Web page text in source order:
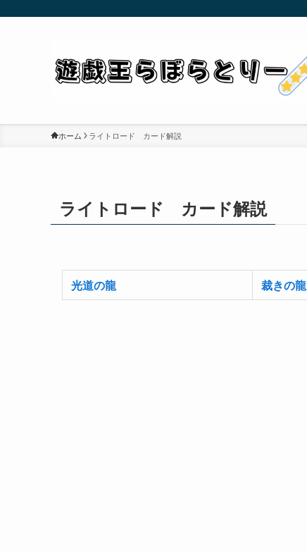
ホーム ライトロード カード解説
ライトロード カード解説
光道の龍 裁きの龍